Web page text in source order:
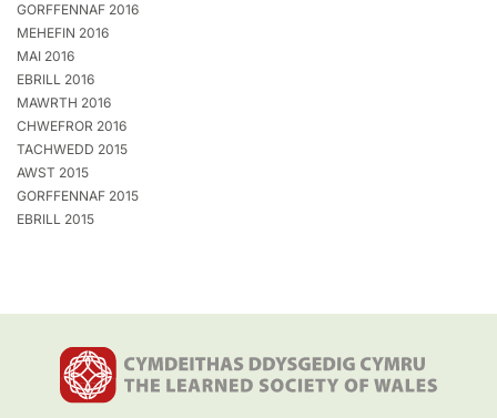
GORFFENNAF 2016
MEHEFIN 2016
MAI 2016
EBRILL 2016
MAWRTH 2016
CHWEFROR 2016
TACHWEDD 2015
AWST 2015
GORFFENNAF 2015
EBRILL 2015